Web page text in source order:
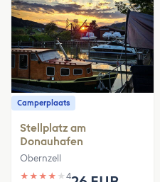
Camperplaats
Stellplatz am
Donauhafen
Obernzell
★ ★ ★ ★ ★ 4